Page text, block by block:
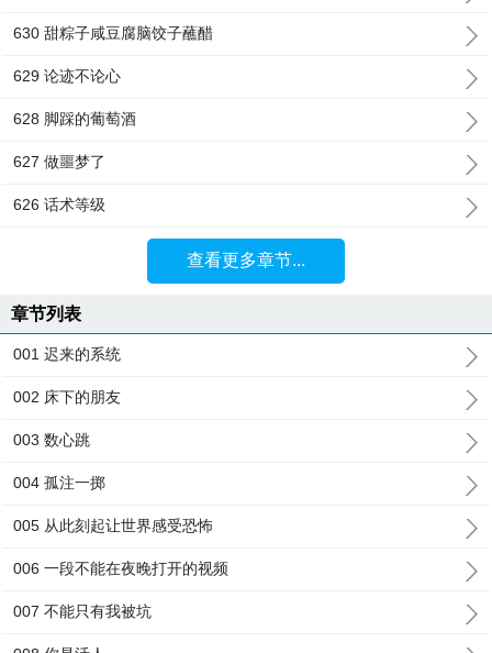
630 甜粽子咸豆腐脑饺子蘸醋
629 论迹不论心
628 脚踩的葡萄酒
627 做噩梦了
626 话术等级
查看更多章节...
章节列表
001 迟来的系统
002 床下的朋友
003 数心跳
004 孤注一掷
005 从此刻起让世界感受恐怖
006 一段不能在夜晚打开的视频
007 不能只有我被坑